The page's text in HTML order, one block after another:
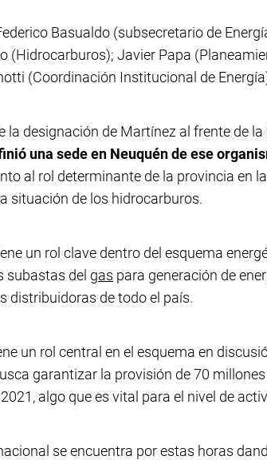
Basualdo (subsecretario de
(Hidrocarburos); Javier Papa
(Coordinación Institucional de
la designación de Martínez al frente de la
una sede en Neuquén de ese
al rol determinante de la provincia en
situación de los hidrocarburos.
un rol clave dentro del esquema
subastas del gas para generación de
distribuidoras de todo el país.
un rol central en el esquema en
garantizar la provisión de 70
algo que es vital para el nivel de
se encuentra por estas horas